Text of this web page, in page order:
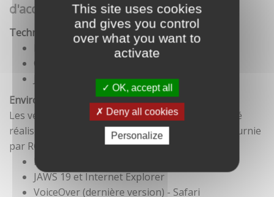
This site uses cookies
and gives you control
over what you want to
activate
OK, accept all
Deny all cookies
Personalize
d'accessibilité
Technologies utilisées pour la réalisation du site
CSS
Environnement de test
Les vérifications de restitution de contenus ont été
réalisées conformément à la base de référence fournie
par RGAA 3.
Firefox et NVDA
JAWS 19 et Internet Explorer
VoiceOver (dernière version) - Safari